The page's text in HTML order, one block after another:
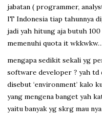
jabatan ( programmer,
IT Indonesia tiap tahunnya
jadi yah hitung aja butuh
memenuhi quota it wkkwkw…
mengapa sedikit sekali yg
software developer ? yah td
disebut ‘environment’ kalo
yang mengena banget yah
yaitu banyak yg skrg mau